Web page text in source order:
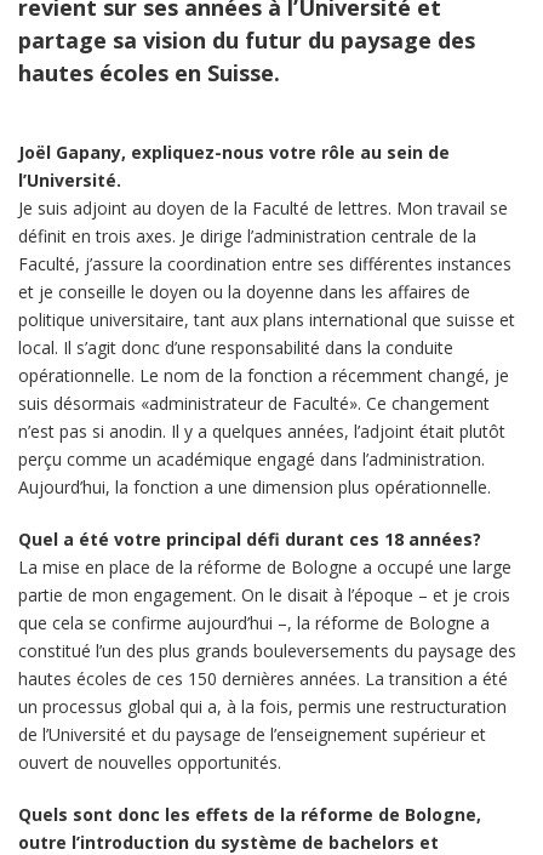
revient sur ses années à l’Université et
partage sa vision du futur du paysage des
hautes écoles en Suisse.
Joël Gapany, expliquez-nous votre rôle au sein de
l’Université.
Je suis adjoint au doyen de la Faculté de lettres. Mon travail se
définit en trois axes. Je dirige l’administration centrale de la
Faculté, j’assure la coordination entre ses différentes instances
et je conseille le doyen ou la doyenne dans les affaires de
politique universitaire, tant aux plans international que suisse et
local. Il s’agit donc d’une responsabilité dans la conduite
opérationnelle. Le nom de la fonction a récemment changé, je
suis désormais «administrateur de Faculté». Ce changement
n’est pas si anodin. Il y a quelques années, l’adjoint était plutôt
perçu comme un académique engagé dans l’administration.
Aujourd’hui, la fonction a une dimension plus opérationnelle.
Quel a été votre principal défi durant ces 18 années?
La mise en place de la réforme de Bologne a occupé une large
partie de mon engagement. On le disait à l’époque – et je crois
que cela se confirme aujourd’hui –, la réforme de Bologne a
constitué l’un des plus grands bouleversements du paysage des
hautes écoles de ces 150 dernières années. La transition a été
un processus global qui a, à la fois, permis une restructuration
de l’Université et du paysage de l’enseignement supérieur et
ouvert de nouvelles opportunités.
Quels sont donc les effets de la réforme de Bologne,
outre l’introduction du système de bachelors et